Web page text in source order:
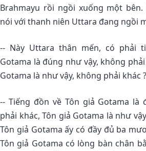
Brahmayu rồi ngồi xuống một bên.
nói với thanh niên Uttara đang ngồi
-- Này Uttara thân mến, có phải
Gotama là đúng như vậy, không
Gotama là như vậy, không phải khác ?
-- Tiếng đồn về Tôn giả Gotama là
phải khác, Tôn giả Gotama là như
Tôn giả Gotama ấy có đầy đủ ba
Tôn giả Gotama có lòng bàn chân